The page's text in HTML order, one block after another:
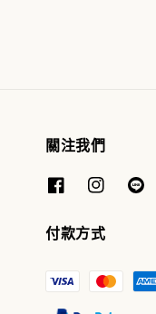
關注我們
付款方式